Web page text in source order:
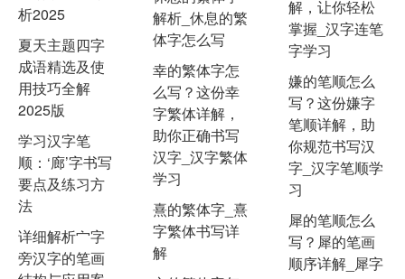
析2025
夏天主题四字
成语精选及使
用技巧全解
2025版
学习汉字笔
顺：‘廊’字书写
要点及练习方
法
详细解析宀字
旁汉字的笔画
解析_休息的繁
体字怎么写
幸的繁体字怎
么写？这份幸
字繁体详解，
助你正确书写
汉字_汉字繁体
学习
熹的繁体字_熹
字繁体书写详
解
解，让你轻松
掌握_汉字连笔
字学习
嫌的笔顺怎么
写？这份嫌字
笔顺详解，助
你规范书写汉
字_汉字笔顺学
习
犀的笔顺怎么
写？犀的笔画
顺序详解_犀字